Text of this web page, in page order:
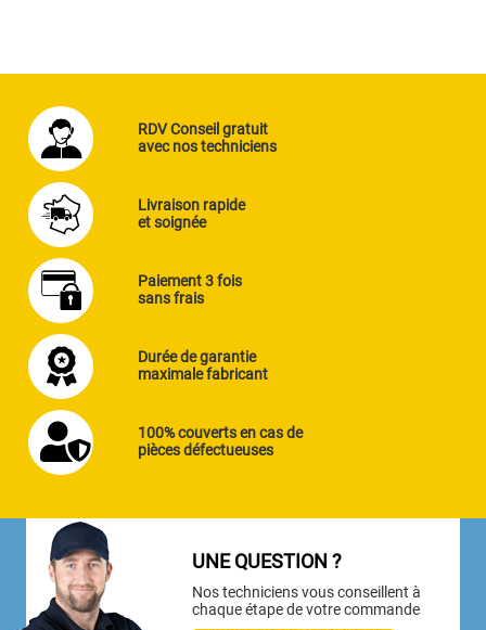
RDV Conseil gratuit
avec nos techniciens
Livraison rapide
et soignée
Paiement 3 fois
sans frais
Durée de garantie
maximale fabricant
100% couverts en cas de
pièces défectueuses
UNE QUESTION ?
Nos techniciens vous conseillent à
chaque étape de votre commande